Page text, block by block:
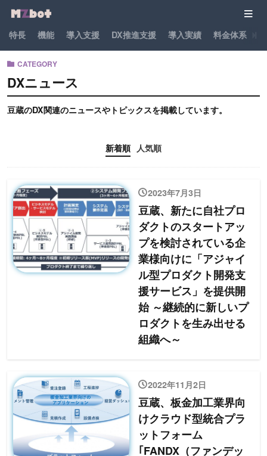
特長 機能 導入支援 DX推進支援 導入実績 料金体系
CATEGORY
DXニュース
豆蔵のDX関連のニュースやトピックスを掲載しています。
新着順 人気順
2023年7月3日
豆蔵、新たに自社プロ
ダクトのスタートアッ
プを検討されている企
業様向けに「アジャイ
ル型プロダクト開発支
援サービス」を提供開
始 ～継続的に新しいプ
ロダクトを生み出せる
組織へ～
2022年11月2日
豆蔵、板金加工業界向
けクラウド型統合プラ
ットフォーム
｢FANDX（ファンデッ